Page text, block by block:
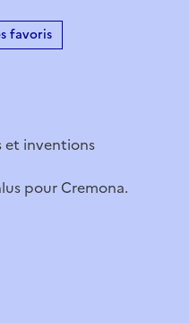
favoris
et inventions
pour Cremona.